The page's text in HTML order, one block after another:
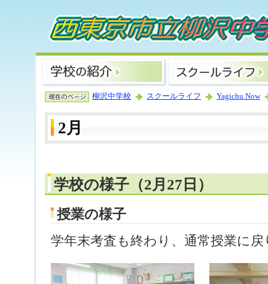
柳沢中学校 スクールライフ Yagichu Now
2月
学校の様子（2月27日）
授業の様子
学年末考査も終わり、通常授業に